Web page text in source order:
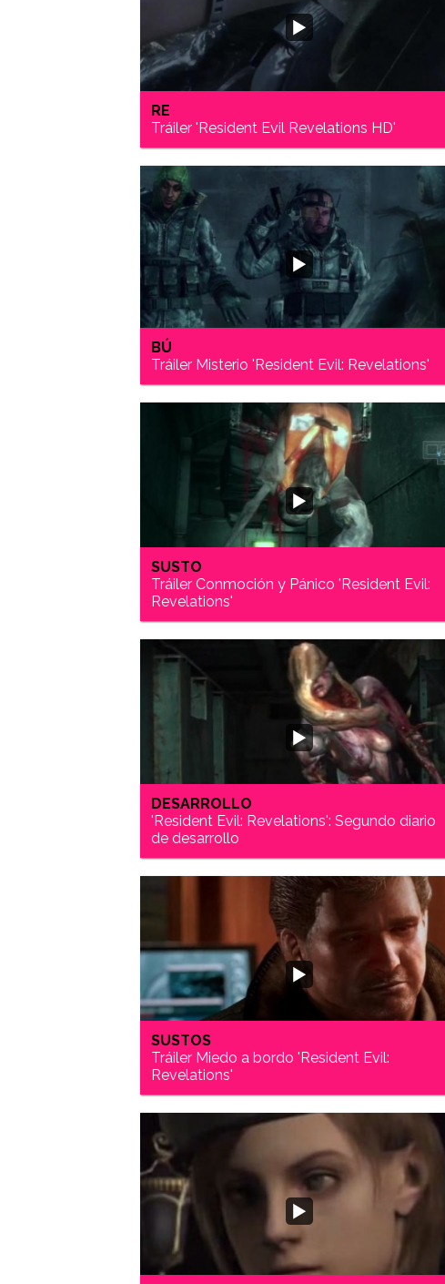
RE
Tráiler 'Resident Evil Revelations HD'
BÚ
Tráiler Misterio 'Resident Evil: Revelations'
SUSTO
Tráiler Conmoción y Pánico 'Resident Evil:
Revelations'
DESARROLLO
'Resident Evil: Revelations': Segundo diario
de desarrollo
SUSTOS
Tráiler Miedo a bordo 'Resident Evil:
Revelations'